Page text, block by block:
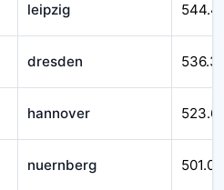
leipzig
dresden
hannover
nuernberg